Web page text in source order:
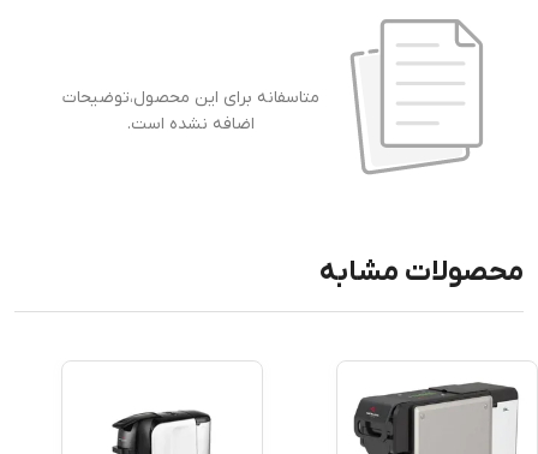
متاسفانه برای این محصول،توضیحات
اضافه نشده است.
محصولات مشابه